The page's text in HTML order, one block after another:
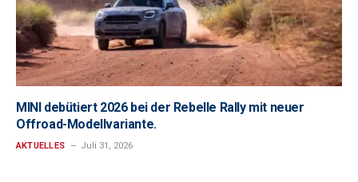
MINI debütiert 2026 bei der Rebelle Rally mit neuer
Offroad-Modellvariante.
AKTUELLES Juli 31, 2026